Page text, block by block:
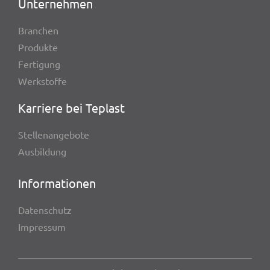
Unter­neh­men
Bran­chen
Produkte
Ferti­gung
Werk­stoffe
Karriere bei Teplast
Stel­len­an­ge­bote
Ausbil­dung
Infor­ma­tio­nen
Daten­schutz
Impres­sum